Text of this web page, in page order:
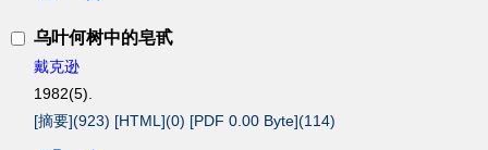
乌叶何树中的皂甙
戴克逊
1982(5).
[摘要](923) [HTML](0) [PDF 0.00 Byte](114)